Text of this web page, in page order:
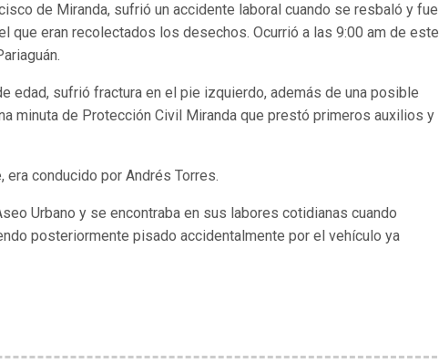
de Miranda, sufrió un accidente laboral cuando se resbaló y fue
que eran recolectados los desechos. Ocurrió a las 9:00 am de este
edad, sufrió fractura en el pie izquierdo, además de una posible
minuta de Protección Civil Miranda que prestó primeros auxilios y
conducido por Andrés Torres.
Urbano y se encontraba en sus labores cotidianas cuando
posteriormente pisado accidentalmente por el vehículo ya